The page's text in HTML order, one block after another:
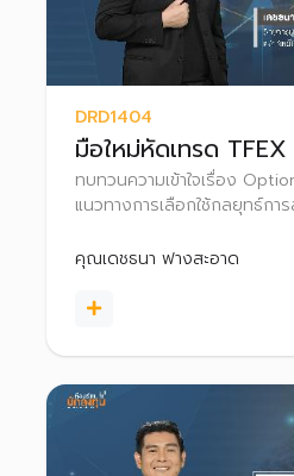
DRD1404
มือใหม่หัดเทรด
ทบทวนความเข้าใจเรื่อง
แนวทางการเลือกใช้กลยุทธ์กา
ตัดสินใจในการเทรด Options
คุณเดชธนา ฟางสะอาด